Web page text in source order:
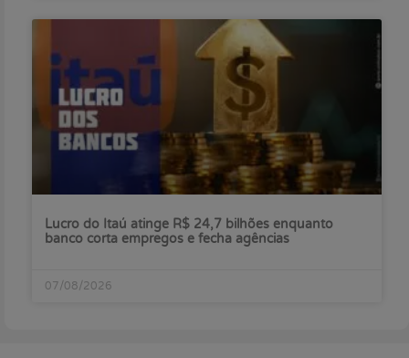
Lucro do Itaú atinge R$ 24,7 bilhões enquanto
banco corta empregos e fecha agências
07/08/2026